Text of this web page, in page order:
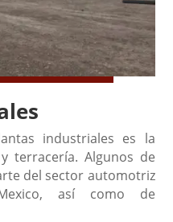
industriales es la
terracería. Algunos de
del sector automotriz
así como de